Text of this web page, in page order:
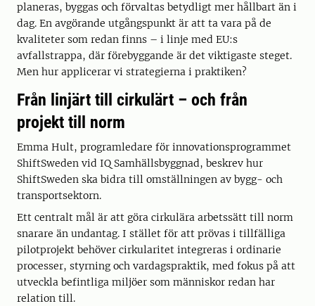
planeras, byggas och förvaltas betydligt mer hållbart än i
dag. En avgörande utgångspunkt är att ta vara på de
kvaliteter som redan finns – i linje med EU:s
avfallstrappa, där förebyggande är det viktigaste steget.
Men hur applicerar vi strategierna i praktiken?
Från linjärt till cirkulärt – och från
projekt till norm
Emma Hult, programledare för innovationsprogrammet
ShiftSweden vid IQ Samhällsbyggnad, beskrev hur
ShiftSweden ska bidra till omställningen av bygg- och
transportsektorn.
Ett centralt mål är att göra cirkulära arbetssätt till norm
snarare än undantag. I stället för att prövas i tillfälliga
pilotprojekt behöver cirkularitet integreras i ordinarie
processer, styrning och vardagspraktik, med fokus på att
utveckla befintliga miljöer som människor redan har
relation till.